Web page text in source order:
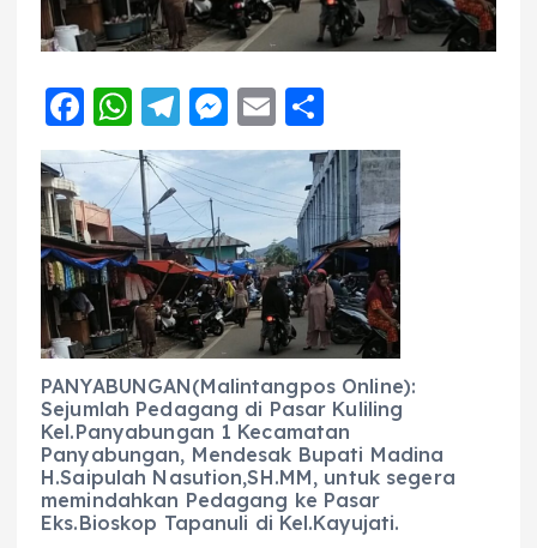
F
a
c
e
b
o
o
k
W
h
a
ts
A
p
p
T
el
e
g
r
a
m
M
e
ss
e
n
g
er
E
m
ai
l
h
a
re
PANYABUNGAN(Malintangpos Online):
Sejumlah Pedagang di Pasar Kuliling
Kel.Panyabungan 1 Kecamatan
Panyabungan, Mendesak Bupati Madina
H.Saipulah Nasution,SH.MM, untuk segera
memindahkan Pedagang ke Pasar
Eks.Bioskop Tapanuli di Kel.Kayujati.